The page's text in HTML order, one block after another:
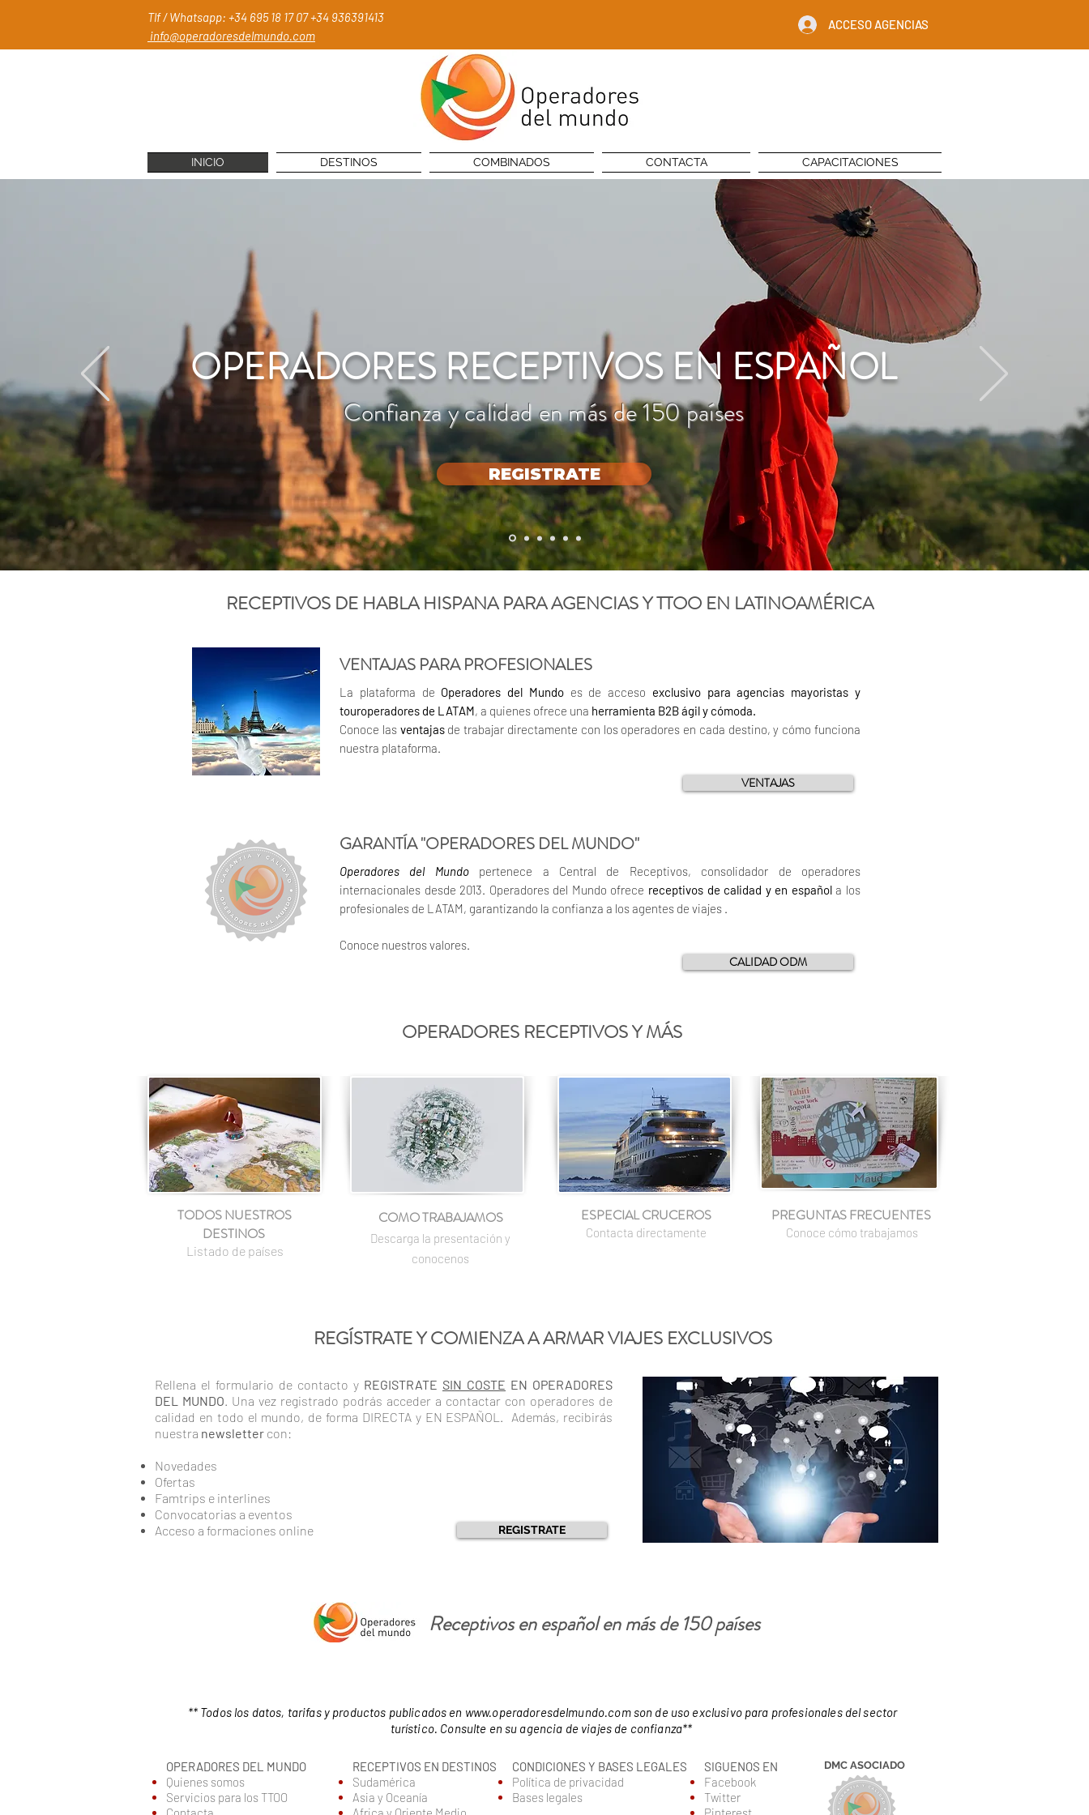
Tlf / Whatsapp: +34 695 18 17 07+34 936391413
info@operadoresdelmundo.com
ACCESO AGENCIAS
INICIO DESTINOS COMBINADOS CONTACTA CAPACITACIONES
OPERADORES RECEPTIVOS EN ESPAÑOL
Confianza y calidad en más de 150 países
REGISTRATE
RECEPTIVOS DE HABLA HISPANA PARA AGENCIAS Y TTOO EN LATINOAMÉRICA
VENTAJAS PARA PROFESIONALES
La plataforma de Operadores del Mundo es de acceso exclusivo para agencias mayoristas y
touroperadores de LATAM, a quienes ofrece una herramienta B2B ágil y cómoda.
Conoce las ventajas de trabajar directamente con los operadores en cada destino, y cómo funciona
nuestra plataforma.
VENTAJAS
GARANTÍA "OPERADORES DEL MUNDO"
Operadores del Mundopertenece a Central de Receptivos, consolidador de operadores
internacionales desde 2013. Operadores del Mundo ofrece receptivos de calidad y en española los
profesionales de LATAM, garantizando la confianza a los agentes de viajes .
Conoce nuestros valores.
CALIDAD ODM
OPERADORES RECEPTIVOS Y MÁS
TODOS NUESTROS
DESTINOS
Listado de países
COMO TRABAJAMOS
Descarga la presentación y
conocenos
ESPECIAL CRUCEROS
Contacta directamente
PREGUNTAS FRECUENTES
Conoce cómo trabajamos
REGÍSTRATE Y COMIENZA A ARMAR VIAJES EXCLUSIVOS
Rellena el formulario de contacto y REGISTRATE SIN COSTE EN OPERADORES
DEL MUNDO. Una vez registrado podrás acceder a contactar con operadores de
calidad en todo el mundo, de forma DIRECTA y EN ESPAÑOL. Además, recibirás
nuestra newsletter con:
Novedades
Ofertas
Famtrips e interlines
Convocatorias a eventos
Acceso a formaciones online
REGISTRATE
Receptivos en español en más de 150 países
** Todos los datos, tarifas y productos publicados en www.operadoresdelmundo.comson de uso exclusivo para profesionales del sector
turístico. Consulte en su agencia de viajes de confianza**
OPERADORES DEL MUNDO
Quienes somos
Servicios para los TTOO
RECEPTIVOS EN DESTINOS
Sudamérica
Asia y Oceanía
CONDICIONES Y BASES LEGALES
Política de privacidad
Bases legales
SIGUENOS EN
Facebook
Twitter
DMC ASOCIADO